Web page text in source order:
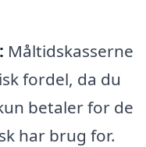
Måltidskasserne
fordel, da du
betaler for de
har brug for.